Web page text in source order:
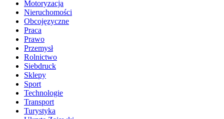
Motoryzacja
Nieruchomości
Obcojęzyczne
Praca
Prawo
Przemysł
Rolnictwo
Siebdruck
Sklepy
Sport
Technologie
Transport
Turystyka